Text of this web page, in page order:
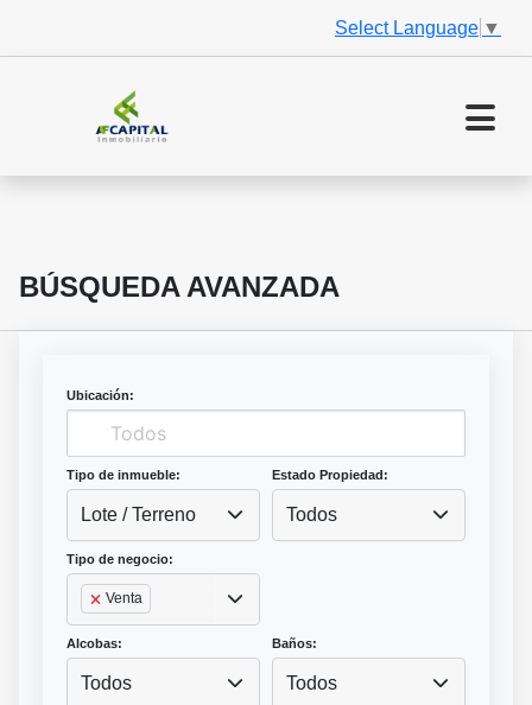
Select Language ▼
BÚSQUEDA AVANZADA
Ubicación:
Tipo de inmueble:
Lote / Terreno
Estado Propiedad:
Todos
Tipo de negocio:
Venta
Alcobas:
Todos
Baños:
Todos